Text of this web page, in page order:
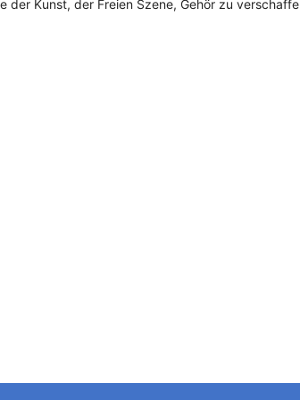
Kunst, der Freien Szene, Gehör zu